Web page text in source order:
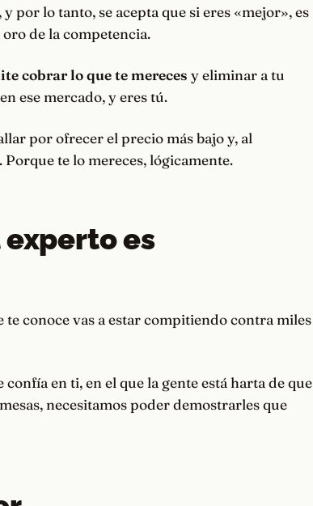
por lo tanto, se acepta que si eres «mejor», es
de la competencia.
cobrar lo que te mereces y eliminar a tu
ese mercado, y eres tú.
por ofrecer el precio más bajo y, al
te lo mereces, lógicamente.
es
conoce vas a estar compitiendo contra miles
en ti, en el que la gente está harta de que
necesitamos poder demostrarles que